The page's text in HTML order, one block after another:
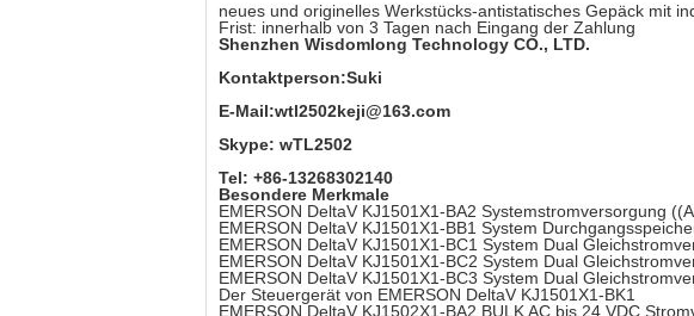
neues und originelles Werkstücks-antistatisches Gepäck mit
Frist: innerhalb von 3 Tagen nach Eingang der Zahlung
Shenzhen Wisdomlong Technology CO., LTD.
Kontaktperson:Suki
E-Mail:wtl2502keji@163.com
Skype: wTL2502
Tel: +86-13268302140
Besondere Merkmale
EMERSON DeltaV KJ1501X1-BA2 Systemstromversorgung
EMERSON DeltaV KJ1501X1-BB1 System
EMERSON DeltaV KJ1501X1-BC1 System Dual
EMERSON DeltaV KJ1501X1-BC2 System Dual
EMERSON DeltaV KJ1501X1-BC3 System Dual
Der Steuergerät von EMERSON DeltaV KJ1501X1-BK1
EMERSON DeltaV KJ1502X1-BA2 BULK AC bis 24 VDC